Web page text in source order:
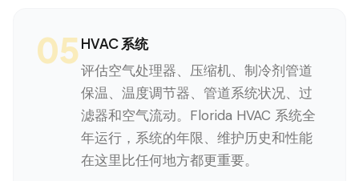
05HVAC 系统
评估空气处理器、压缩机、制冷剂管道
保温、温度调节器、管道系统状况、过
滤器和空气流动。Florida HVAC 系统全
年运行，系统的年限、维护历史和性能
在这里比任何地方都更重要。